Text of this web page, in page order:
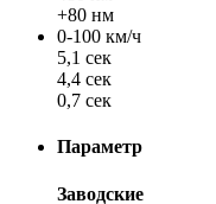
+80 нм
0-100 км/ч
5,1 сек
4,4 сек
0,7 сек
Параметр
Заводские